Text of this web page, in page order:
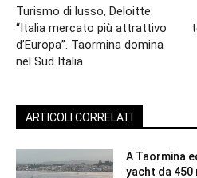
Turismo di lusso, Deloitte:
“Italia mercato più attrattivo
d’Europa”. Taormina domina
nel Sud Italia
ARTICOLI CORRELATI
A Taormina
yacht da 450